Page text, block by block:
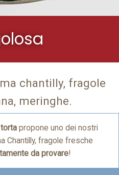
chantilly, fragole
meringhe.
propone uno dei nostri
Chantilly, fragole fresche
da provare!